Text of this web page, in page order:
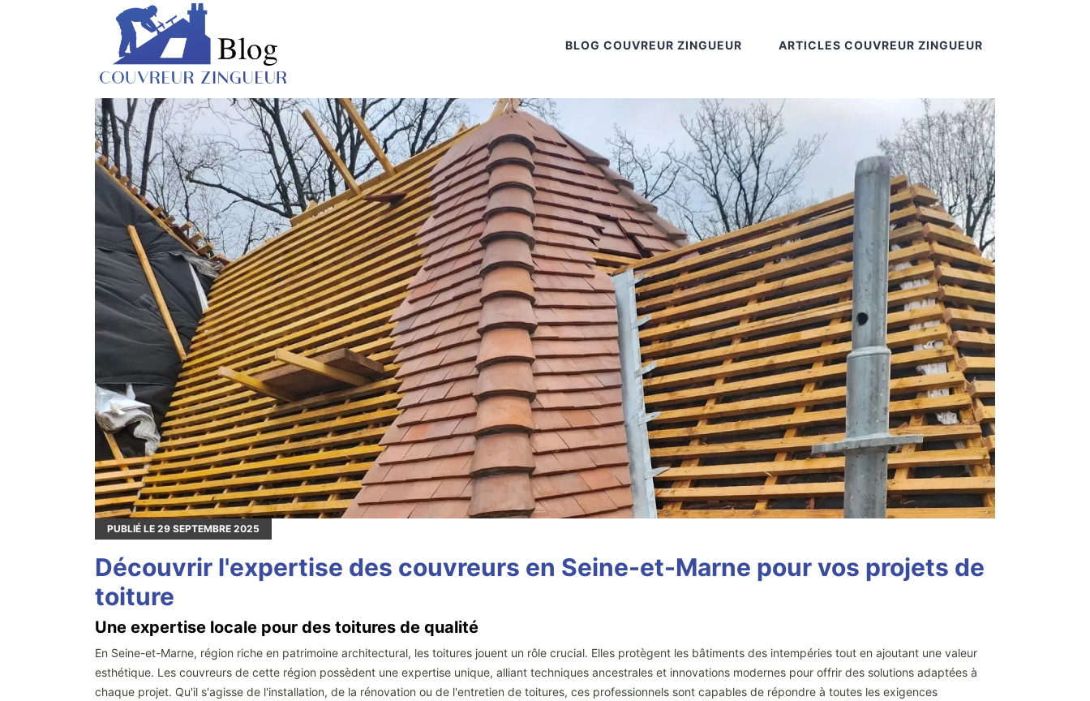
BLOG COUVREUR ZINGUEUR ARTICLES COUVREUR ZINGUEUR
PUBLIÉ LE 29 SEPTEMBRE 2025
Découvrir l'expertise des couvreurs en Seine-et-Marne pour vos projets de
toiture
Une expertise locale pour des toitures de qualité
En Seine-et-Marne, région riche en patrimoine architectural, les toitures jouent un rôle crucial. Elles protègent les bâtiments des intempéries tout en ajoutant une valeur
esthétique. Les couvreurs de cette région possèdent une expertise unique, alliant techniques ancestrales et innovations modernes pour offrir des solutions adaptées à
chaque projet. Qu'il s'agisse de l'installation, de la rénovation ou de l'entretien de toitures, ces professionnels sont capables de répondre à toutes les exigences